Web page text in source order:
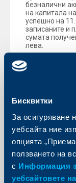
Бисквитки
За осигуряване
уебсайта ние
опцията
ползването на
с Информация
уебсайтовете
безналични
на капитала
успешно на
записаните и
сумата
лева.
Бизнес
Бизнес